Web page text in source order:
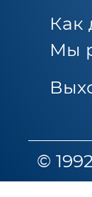
Как
Мы
©